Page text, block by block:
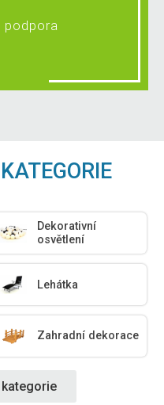
podpora
Dekorativní
osvětlení
Lehátka
Zahradní dekorace